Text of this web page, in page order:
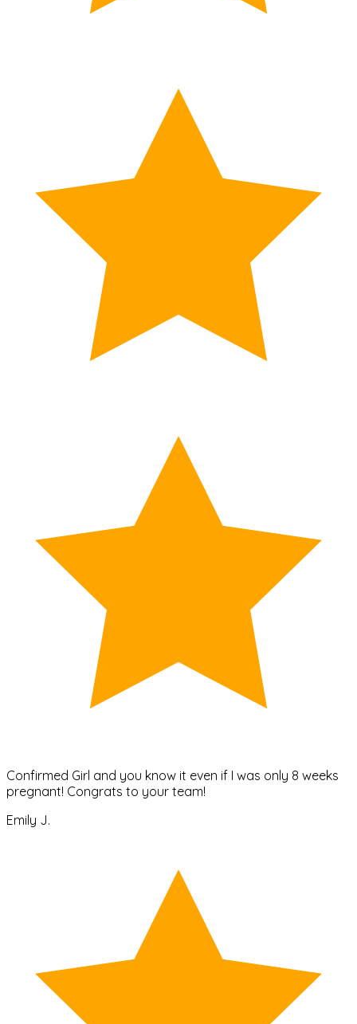
Confirmed Girl and you know it even if I was only 8 weeks
pregnant! Congrats to your team!
Emily J.